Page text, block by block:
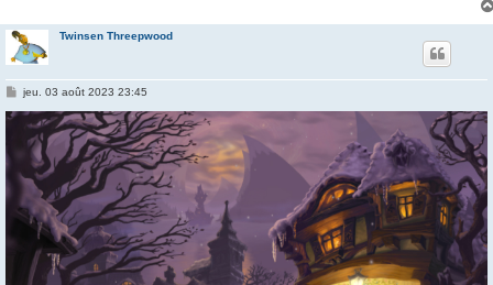
Twinsen Threepwood
M
s
jeu. 03 août 2023 23:45